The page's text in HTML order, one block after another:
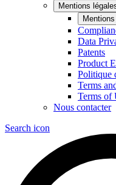
Mentions
Data
Patents
Product
Politique
Terms
Terms of
Nous contacter
Search icon